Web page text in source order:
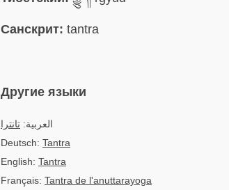
Санскрит: tantra
Другие языки
العربية: تانترا
Deutsch: Tantra
English: Tantra
Français: Tantra de l'anuttarayoga